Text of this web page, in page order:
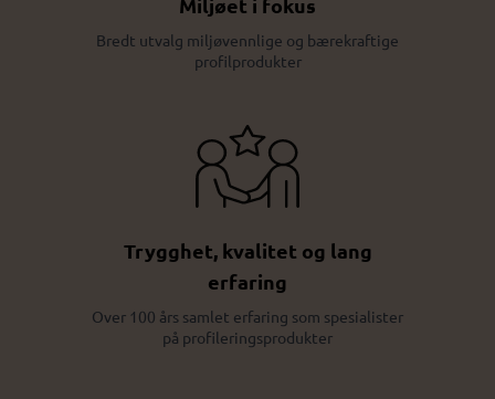
Miljøet i fokus
Bredt utvalg miljøvennlige og bærekraftige
profilprodukter
Trygghet, kvalitet og lang
erfaring
Over 100 års samlet erfaring som spesialister
på profileringsprodukter